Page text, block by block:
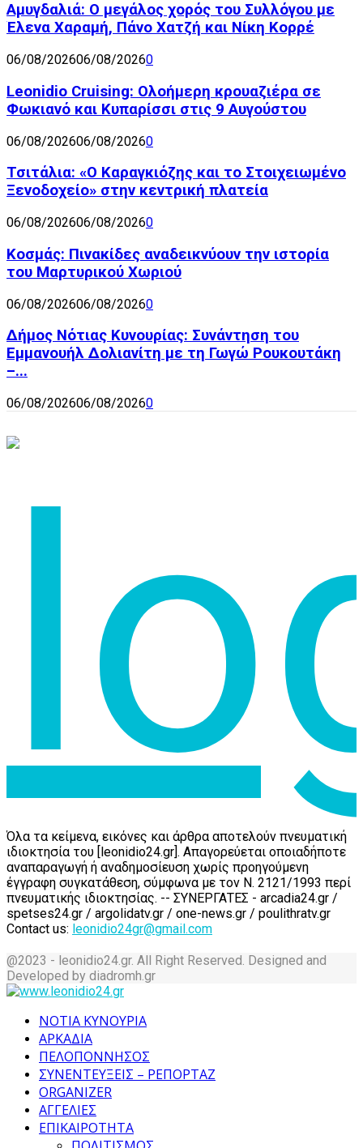
Αμυγδαλιά: Ο μεγάλος χορός του Συλλόγου με
Έλενα Χαραμή, Πάνο Χατζή και Νίκη Κορρέ
06/08/202606/08/20260
Leonidio Cruising: Ολοήμερη κρουαζιέρα σε
Φωκιανό και Κυπαρίσσι στις 9 Αυγούστου
06/08/202606/08/20260
Τσιτάλια: «Ο Καραγκιόζης και το Στοιχειωμένο
Ξενοδοχείο» στην κεντρική πλατεία
06/08/202606/08/20260
Κοσμάς: Πινακίδες αναδεικνύουν την ιστορία
του Μαρτυρικού Χωριού
06/08/202606/08/20260
Δήμος Νότιας Κυνουρίας: Συνάντηση του
Εμμανουήλ Δολιανίτη με τη Γωγώ Ρουκουτάκη
–...
06/08/202606/08/20260
Όλα τα κείμενα, εικόνες και άρθρα αποτελούν πνευματική
ιδιοκτησία του [leonidio24.gr]. Απαγορεύεται οποιαδήποτε
αναπαραγωγή ή αναδημοσίευση χωρίς προηγούμενη
έγγραφη συγκατάθεση, σύμφωνα με τον Ν. 2121/1993 περί
πνευματικής ιδιοκτησίας. -- ΣΥΝΕΡΓΑΤΕΣ - arcadia24.gr /
spetses24.gr / argolidatv.gr / one-news.gr / poulithratv.gr
Contact us: leonidio24gr@gmail.com
@2023 - leonidio24.gr. All Right Reserved. Designed and
Developed by diadromh.gr
ΝΟΤΙΑ ΚΥΝΟΥΡΙΑ
ΑΡΚΑΔΙΑ
ΠΕΛΟΠΟΝΝΗΣΟΣ
ΣΥΝΕΝΤΕΥΞΕΙΣ – ΡΕΠΟΡΤΑΖ
ORGANIZER
ΑΓΓΕΛΙΕΣ
ΕΠΙΚΑΙΡΟΤΗΤΑ